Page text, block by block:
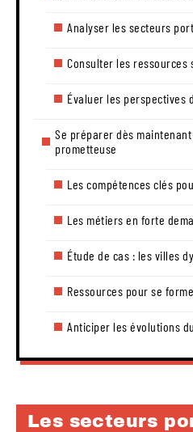
Analyser les secteurs
Consulter les ressources
Évaluer les perspectives
Se préparer dès
prometteuse
Les compétences clés
Les métiers en forte
Étude de cas : les villes
Ressources pour se
Anticiper les évolutions
Les secteurs